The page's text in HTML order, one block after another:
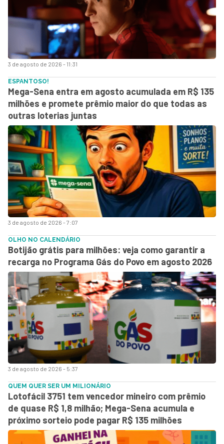
3 de agosto de 2026 - 11:31
3 de agosto de 2026 - 7:07
ESPANTOSO!
Mega-Sena entra em agosto acumulada em R$ 135
milhões e promete prêmio maior do que todas as
outras loterias juntas
3 de agosto de 2026 - 5:37
OLHO NO CALENDÁRIO
Botijão grátis para milhões: veja como garantir a
recarga no Programa Gás do Povo em agosto 2026
QUEM QUER SER UM MILIONÁRIO
Lotofácil 3751 tem vencedor mineiro com prêmio
de quase R$ 1,8 milhão; Mega-Sena acumula e
próximo sorteio pode pagar R$ 135 milhões